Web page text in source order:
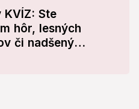
Ste
hôr, lesných
či nadšený